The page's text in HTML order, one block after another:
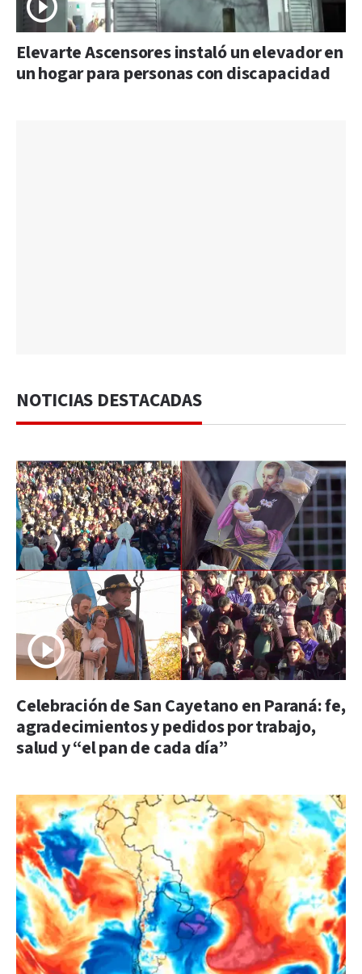
Elevarte Ascensores instaló un elevador en
un hogar para personas con discapacidad
NOTICIAS DESTACADAS
Celebración de San Cayetano en Paraná: fe,
agradecimientos y pedidos por trabajo,
salud y “el pan de cada día”